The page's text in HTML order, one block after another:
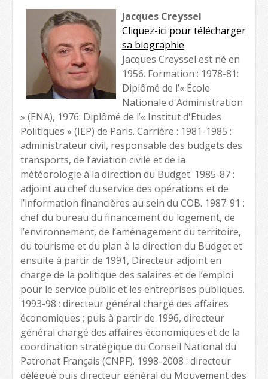
Jacques Creyssel
Cliquez-ici pour télécharger
sa biographie
Jacques Creyssel est né en
1956. Formation : 1978-81:
Diplômé de l’« École
Nationale d'Administration
» (ENA), 1976: Diplômé de l’« Institut d'Etudes
Politiques » (IEP) de Paris. Carrière : 1981-1985 :
administrateur civil, responsable des budgets des
transports, de l’aviation civile et de la
météorologie à la direction du Budget. 1985-87 :
adjoint au chef du service des opérations et de
l’information financières au sein du COB. 1987-91 :
chef du bureau du financement du logement, de
l’environnement, de l’aménagement du territoire,
du tourisme et du plan à la direction du Budget et
ensuite à partir de 1991, Directeur adjoint en
charge de la politique des salaires et de l’emploi
pour le service public et les entreprises publiques.
1993-98 : directeur général chargé des affaires
économiques ; puis à partir de 1996, directeur
général chargé des affaires économiques et de la
coordination stratégique du Conseil National du
Patronat Français (CNPF). 1998-2008 : directeur
délégué puis directeur général du Mouvement des